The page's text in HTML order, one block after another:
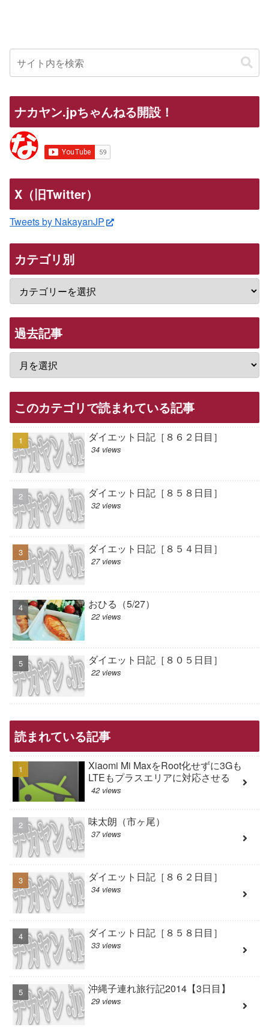
ナカヤン.jpちゃんねる開設！
X（旧Twitter）
Tweets by NakayanJP
カテゴリ別
過去記事
このカテゴリで読まれている記事
ダイエット日記［８６２日目］
34 views
ダイエット日記［８５８日目］
32 views
ダイエット日記［８５４日目］
27 views
おひる（5/27）
22 views
ダイエット日記［８０５日目］
22 views
読まれている記事
Xiaomi Mi MaxをRoot化せずに3Gも
LTEもプラスエリアに対応させる
42 views
味太朗（市ヶ尾）
37 views
ダイエット日記［８６２日目］
34 views
ダイエット日記［８５８日目］
33 views
沖縄子連れ旅行記2014【3日目】
29 views